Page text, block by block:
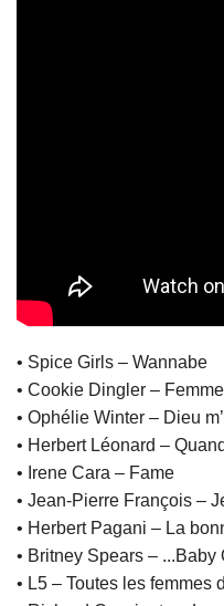
• Spice Girls – Wannabe
• Cookie Dingler –
• Ophélie Winter – Dieu
• Herbert Léonard –
• Irene Cara – Fame
• Jean-Pierre François –
• Herbert Pagani – La
• Britney Spears – ...Baby
• L5 – Toutes les femmes